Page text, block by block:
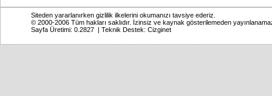
Siteden yararlanırken gizlilik ilkelerini okumanızı tavsiye ederiz.
© 2000-2006 Tüm hakları saklıdır. İzinsiz ve kaynak gösterilemeden
Sayfa Üretimi: 0.2827 | Teknik Destek: Cizginet